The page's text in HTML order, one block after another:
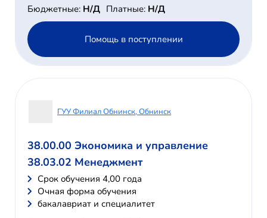
Бюджетные: Н/Д Платные: Н/Д
Помощь в поступлении
ГУУ Филиал Обнинск, Обнинск
38.00.00 Экономика и управление
38.03.02 Менеджмент
Cрок обучения 4,00 года
Очная форма обучения
бакалавриат и специалитет